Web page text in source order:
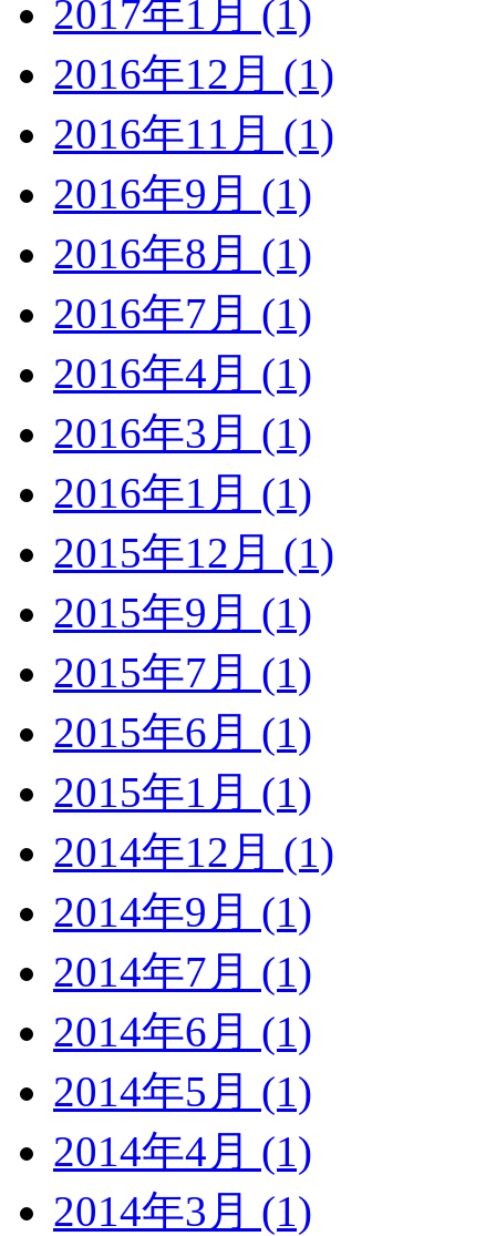
2017年1月 (1)
2016年12月 (1)
2016年11月 (1)
2016年9月 (1)
2016年8月 (1)
2016年7月 (1)
2016年4月 (1)
2016年3月 (1)
2016年1月 (1)
2015年12月 (1)
2015年9月 (1)
2015年7月 (1)
2015年6月 (1)
2015年1月 (1)
2014年12月 (1)
2014年9月 (1)
2014年7月 (1)
2014年6月 (1)
2014年5月 (1)
2014年4月 (1)
2014年3月 (1)